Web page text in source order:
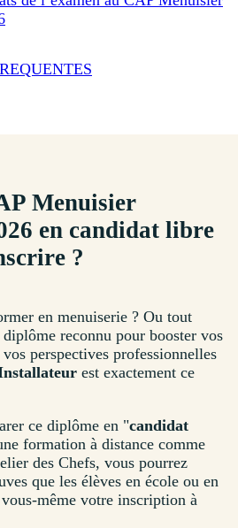
Menuisier
en candidat libre
?
en menuiserie ? Ou tout
reconnu pour booster vos
perspectives professionnelles
est exactement ce
ce diplôme en "candidat
formation à distance comme
des Chefs, vous pourrez
que les élèves en école ou en
même votre inscription à